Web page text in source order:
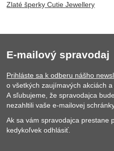
Zlaté šperky Cutie Jewellery
E-mailový spravodaj
Prihláste sa k odberu nášho
o všetkých zaujímavých akciách
A sľubujeme, že spravodajca
nezahltili vaše e-mailovej
Ak sa vám spravodajca prestane
kedykoľvek odhlásiť.